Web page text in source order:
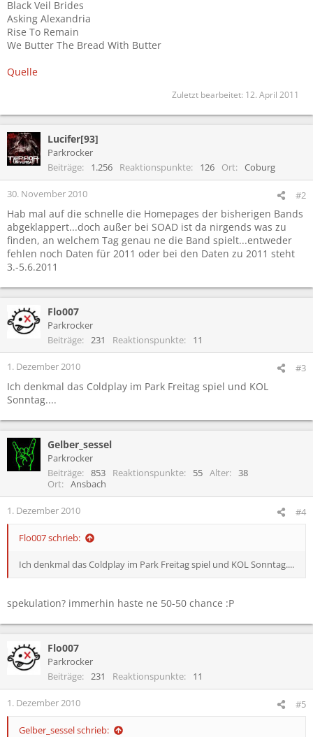
Black Veil Brides
Asking Alexandria
Rise To Remain
We Butter The Bread With Butter
Quelle
Zuletzt bearbeitet: 12. April 2011
Lucifer[93]
Parkrocker
Beiträge
1.256 Reaktionspunkte 126 Ort Coburg
30. November 2010 #2
Hab mal auf die schnelle die Homepages der bisherigen Bands
abgeklappert...doch außer bei SOAD ist da nirgends was zu
finden, an welchem Tag genau ne die Band spielt...entweder
fehlen noch Daten für 2011 oder bei den Daten zu 2011 steht
3.-5.6.2011
Flo007
Parkrocker
Beiträge
231 Reaktionspunkte 11
1. Dezember 2010 #3
Ich denkmal das Coldplay im Park Freitag spiel und KOL
Sonntag....
Gelber_sessel
Parkrocker
Beiträge
853 Reaktionspunkte 55 Alter
38
Ort
Ansbach
1. Dezember 2010 #4
Flo007 schrieb:
Ich denkmal das Coldplay im Park Freitag spiel und KOL Sonntag....
spekulation? immerhin haste ne 50-50 chance :P
Flo007
Parkrocker
Beiträge
231 Reaktionspunkte 11
1. Dezember 2010 #5
Gelber_sessel schrieb: